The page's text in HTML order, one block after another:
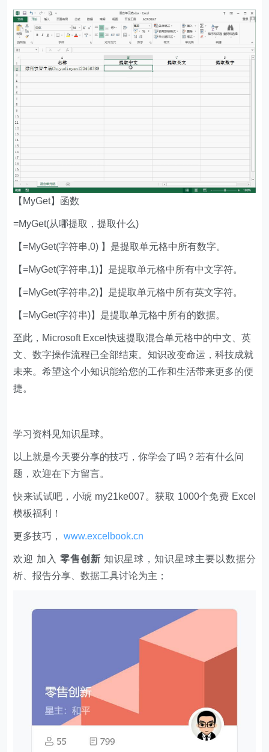
【MyGet】函数
=MyGet(从哪提取，提取什么)
【=MyGet(字符串,0) 】是提取单元格中所有数字。
【=MyGet(字符串,1)】是提取单元格中所有中文字符。
【=MyGet(字符串,2)】是提取单元格中所有英文字符。
【=MyGet(字符串)】是提取单元格中所有的数据。
至此，Microsoft Excel快速提取混合单元格中的中文、英
文、数字操作流程已全部结束。知识改变命运，科技成就
未来。希望这个小知识能给您的工作和生活带来更多的便
捷。
学习资料见知识星球。
以上就是今天要分享的技巧，你学会了吗？若有什么问
题，欢迎在下方留言。
快来试试吧，小琥 my21ke007。获取 1000个免费 Excel
模板福利​​​​！
更多技巧，www.excelbook.cn
欢迎 加入 零售创新 知识星球，知识星球主要以数据分
析、报告分享、数据工具讨论为主；